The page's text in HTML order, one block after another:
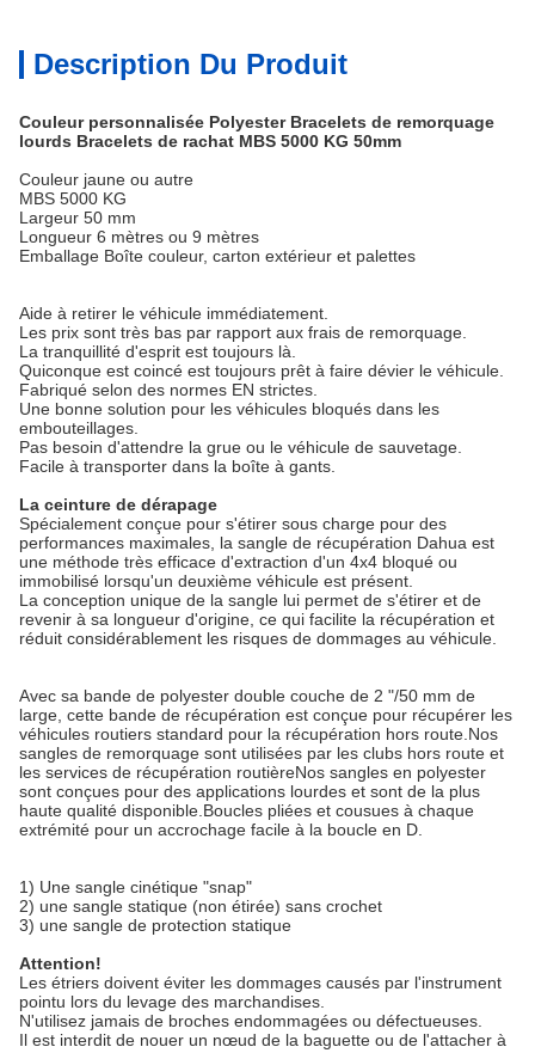
Description Du Produit
Couleur personnalisée Polyester Bracelets de remorquage
lourds Bracelets de rachat MBS 5000 KG 50mm
Couleur jaune ou autre
MBS 5000 KG
Largeur 50 mm
Longueur 6 mètres ou 9 mètres
Emballage Boîte couleur, carton extérieur et palettes
Aide à retirer le véhicule immédiatement.
Les prix sont très bas par rapport aux frais de remorquage.
La tranquillité d'esprit est toujours là.
Quiconque est coincé est toujours prêt à faire dévier le véhicule.
Fabriqué selon des normes EN strictes.
Une bonne solution pour les véhicules bloqués dans les
embouteillages.
Pas besoin d'attendre la grue ou le véhicule de sauvetage.
Facile à transporter dans la boîte à gants.
La ceinture de dérapage
Spécialement conçue pour s'étirer sous charge pour des
performances maximales, la sangle de récupération Dahua est
une méthode très efficace d'extraction d'un 4x4 bloqué ou
immobilisé lorsqu'un deuxième véhicule est présent.
La conception unique de la sangle lui permet de s'étirer et de
revenir à sa longueur d'origine, ce qui facilite la récupération et
réduit considérablement les risques de dommages au véhicule.
Avec sa bande de polyester double couche de 2 "/50 mm de
large, cette bande de récupération est conçue pour récupérer les
véhicules routiers standard pour la récupération hors route.Nos
sangles de remorquage sont utilisées par les clubs hors route et
les services de récupération routièreNos sangles en polyester
sont conçues pour des applications lourdes et sont de la plus
haute qualité disponible.Boucles pliées et cousues à chaque
extrémité pour un accrochage facile à la boucle en D.
1) Une sangle cinétique "snap"
2) une sangle statique (non étirée) sans crochet
3) une sangle de protection statique
Attention!
Les étriers doivent éviter les dommages causés par l'instrument
pointu lors du levage des marchandises.
N'utilisez jamais de broches endommagées ou défectueuses.
Il est interdit de nouer un nœud de la baguette ou de l'attacher à